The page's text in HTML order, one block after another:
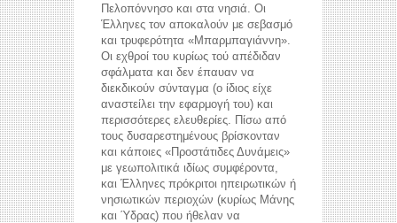
Πελοπόννησο και στα νησιά. Οι
Έλληνες τον αποκαλούν με σεβασμό
και τρυφερότητα «Μπαρμπαγιάννη».
Οι εχθροί του κυρίως τού απέδιδαν
σφάλματα και δεν έπαυαν να
διεκδικούν σύνταγμα (ο ίδιος είχε
αναστείλει την εφαρμογή του) και
περισσότερες ελευθερίες. Πίσω από
τους δυσαρεστημένους βρίσκονταν
και κάποιες «Προστάτιδες Δυνάμεις»
με γεωπολιτικά ιδίως συμφέροντα,
και Έλληνες πρόκριτοι ηπειρωτικών ή
νησιωτικών περιοχών (κυρίως Μάνης
και Ύδρας) που ήθελαν να